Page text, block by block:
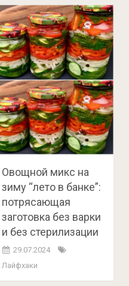
Овощной микс на
зиму “лето в банке”:
потрясающая
заготовка без варки
и без стерилизации
29.07.2024
Лайфхаки